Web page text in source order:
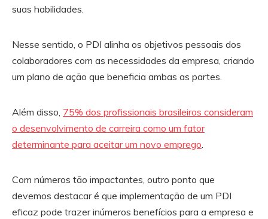
suas habilidades.
Nesse sentido, o PDI alinha os objetivos pessoais dos
colaboradores com as necessidades da empresa, criando
um plano de ação que beneficia ambas as partes.
Além disso, 75% dos profissionais brasileiros consideram
o desenvolvimento de carreira como um fator
determinante para aceitar um novo emprego.
Com números tão impactantes, outro ponto que
devemos destacar é que implementação de um PDI
eficaz pode trazer inúmeros benefícios para a empresa e